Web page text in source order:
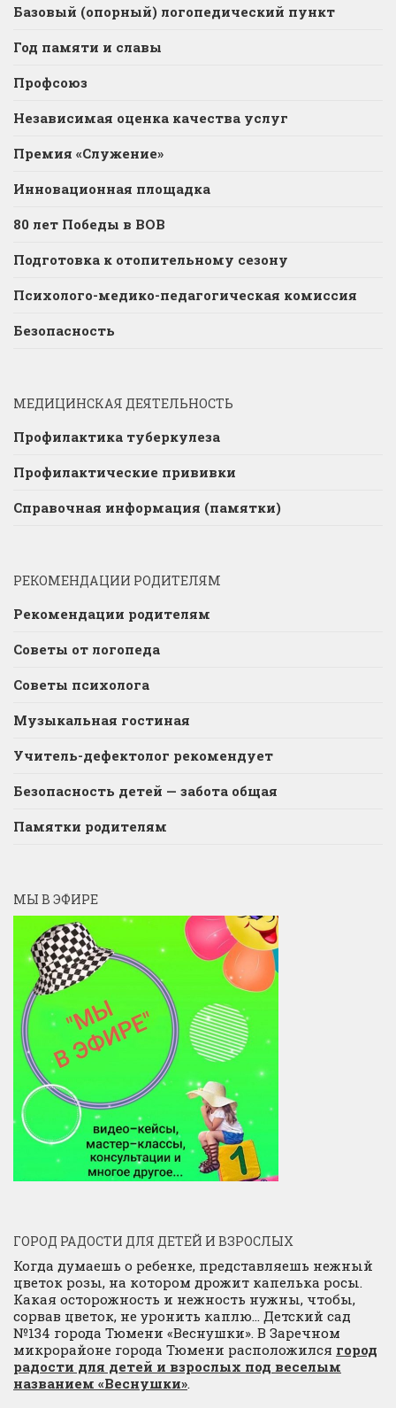
Базовый (опорный) логопедический пункт
Год памяти и славы
Профсоюз
Независимая оценка качества услуг
Премия «Служение»
Инновационная площадка
80 лет Победы в ВОВ
Подготовка к отопительному сезону
Психолого-медико-педагогическая комиссия
Безопасность
МЕДИЦИНСКАЯ ДЕЯТЕЛЬНОСТЬ
Профилактика туберкулеза
Профилактические прививки
Справочная информация (памятки)
РЕКОМЕНДАЦИИ РОДИТЕЛЯМ
Рекомендации родителям
Советы от логопеда
Советы психолога
Музыкальная гостиная
Учитель-дефектолог рекомендует
Безопасность детей — забота общая
Памятки родителям
МЫ В ЭФИРЕ
ГОРОД РАДОСТИ ДЛЯ ДЕТЕЙ И ВЗРОСЛЫХ
Когда думаешь о ребенке, представляешь нежный
цветок розы, на котором дрожит капелька росы.
Какая осторожность и нежность нужны, чтобы,
сорвав цветок, не уронить каплю… Детский сад
№134 города Тюмени «Веснушки». В Заречном
микрорайоне города Тюмени расположился город
радости для детей и взрослых под веселым
названием «Веснушки».